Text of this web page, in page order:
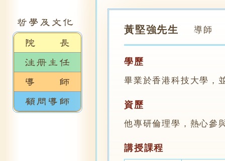
黃堅強先生 導師
學歷
畢業於香港科技大學，
資歷
他專研倫理學，熱心參
講授課程